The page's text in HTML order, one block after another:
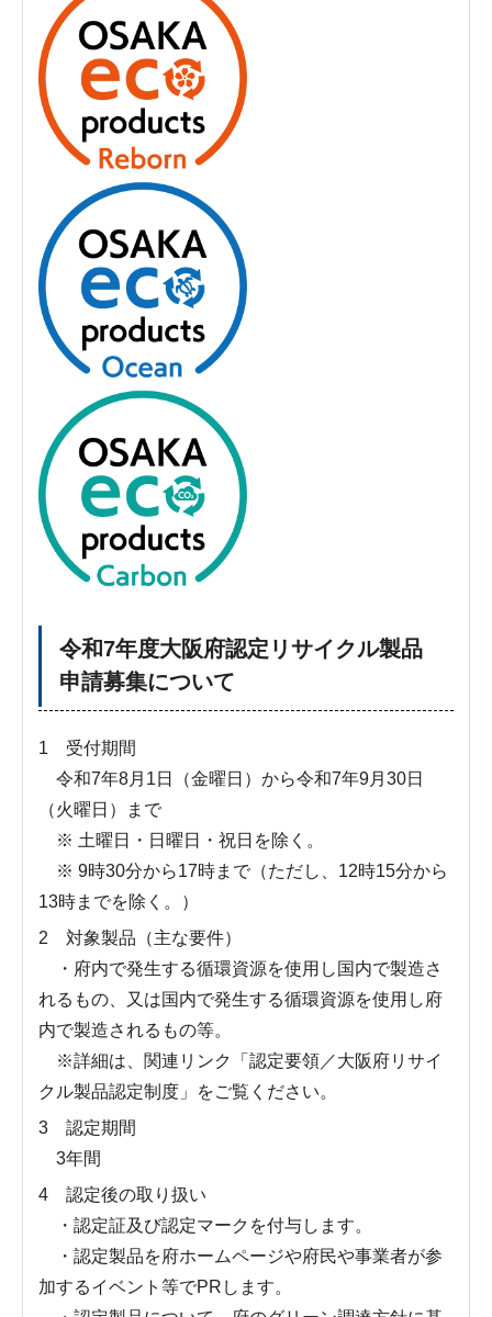
令和7年度大阪府認定リサイクル製品
申請募集について
1 受付期間
令和7年8月1日（金曜日）から令和7年9月30日
（火曜日）まで
※ 土曜日・日曜日・祝日を除く。
※ 9時30分から17時まで（ただし、12時15分から
13時までを除く。）
2 対象製品（主な要件）
・府内で発生する循環資源を使用し国内で製造さ
れるもの、又は国内で発生する循環資源を使用し府
内で製造されるもの等。
※詳細は、関連リンク「認定要領／大阪府リサイ
クル製品認定制度」をご覧ください。
3 認定期間
3年間
4 認定後の取り扱い
・認定証及び認定マークを付与します。
・認定製品を府ホームページや府民や事業者が参
加するイベント等でPRします。